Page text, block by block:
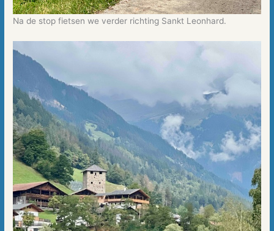
Na de stop fietsen we verder richting Sankt Leonhard.